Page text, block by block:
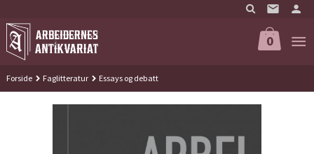
til
innholdet
0
Forside Faglitteratur Essays og debatt